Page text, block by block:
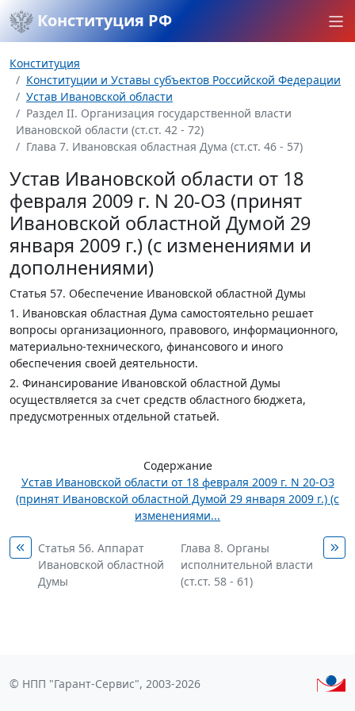
Конституция РФ
Конституция
Конституции и Уставы субъектов Российской Федерации
Устав Ивановской области
Раздел II. Организация государственной власти
Ивановской области (ст.ст. 42 - 72)
Глава 7. Ивановская областная Дума (ст.ст. 46 - 57)
Устав Ивановской области от 18
февраля 2009 г. N 20-ОЗ (принят
Ивановской областной Думой 29
января 2009 г.) (с изменениями и
дополнениями)
Статья 57. Обеспечение Ивановской областной Думы
1. Ивановская областная Дума самостоятельно решает
вопросы организационного, правового, информационного,
материально-технического, финансового и иного
обеспечения своей деятельности.
2. Финансирование Ивановской областной Думы
осуществляется за счет средств областного бюджета,
предусмотренных отдельной статьей.
Содержание
Устав Ивановской области от 18 февраля 2009 г. N 20-ОЗ
(принят Ивановской областной Думой 29 января 2009 г.) (с
изменениями...
Статья 56. Аппарат
Ивановской областной
Думы
Глава 8. Органы
исполнительной власти
(ст.ст. 58 - 61)
© НПП "Гарант-Сервис", 2003-2026